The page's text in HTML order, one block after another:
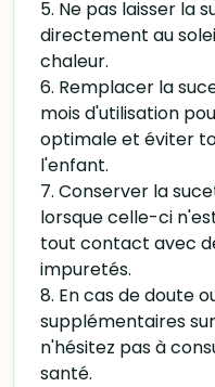
5. Ne pas laisser la
directement au
chaleur.
6. Remplacer la
mois d'utilisation
optimale et éviter
l'enfant.
7. Conserver la
lorsque celle-ci
tout contact avec
impuretés.
8. En cas de doute
supplémentaires
n'hésitez pas à
santé.